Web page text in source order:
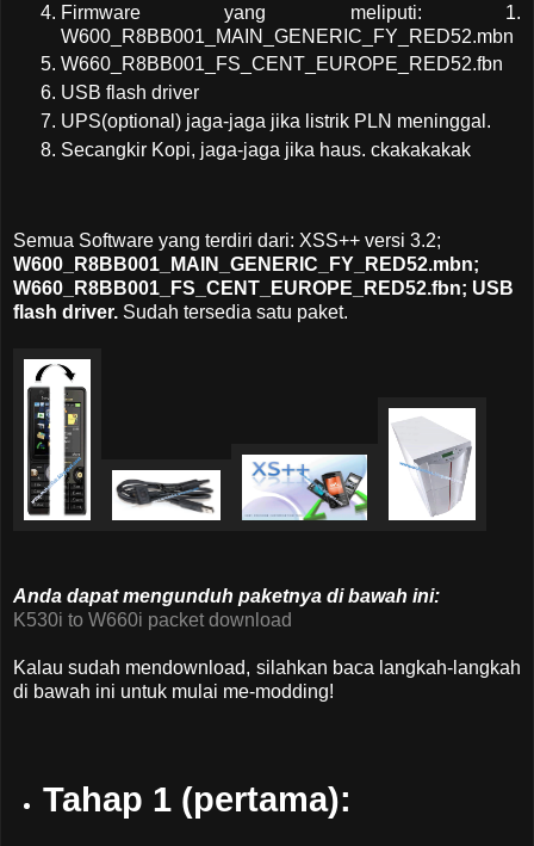
Firmware yang meliputi: 1.
W600_R8BB001_MAIN_GENERIC_FY_RED52.mbn
W660_R8BB001_FS_CENT_EUROPE_RED52.fbn
USB flash driver
UPS(optional) jaga-jaga jika listrik PLN meninggal.
Secangkir Kopi, jaga-jaga jika haus. ckakakakak
Semua Software yang terdiri dari: XSS++ versi 3.2;
W600_R8BB001_MAIN_GENERIC_FY_RED52.mbn;
W660_R8BB001_FS_CENT_EUROPE_RED52.fbn; USB
flash driver. Sudah tersedia satu paket.
Anda dapat mengunduh paketnya di bawah ini:
K530i to W660i packet download
Kalau sudah mendownload, silahkan baca langkah-langkah
di bawah ini untuk mulai me-modding!
Tahap 1 (pertama):